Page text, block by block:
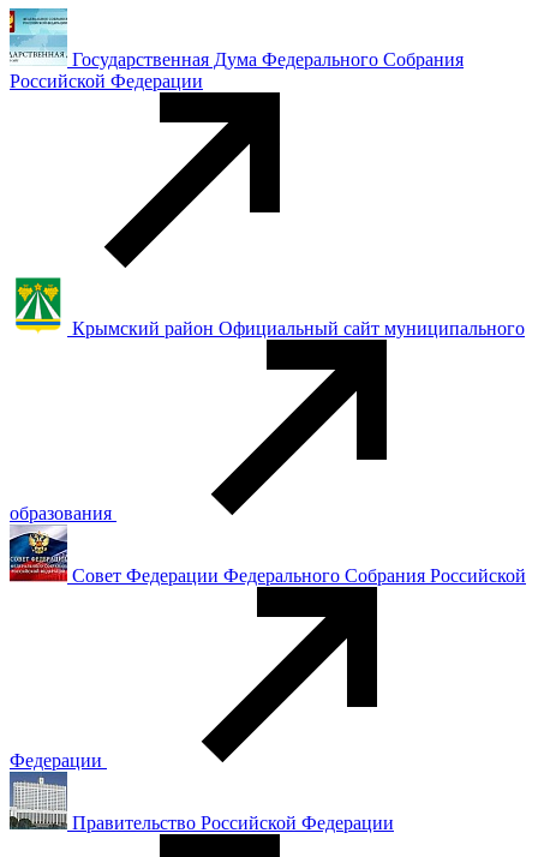
Государственная Дума Федерального Собрания
Российской Федерации
Крымский район Официальный сайт муниципального
образования
Совет Федерации Федерального Собрания Российской
Федерации
Правительство Российской Федерации